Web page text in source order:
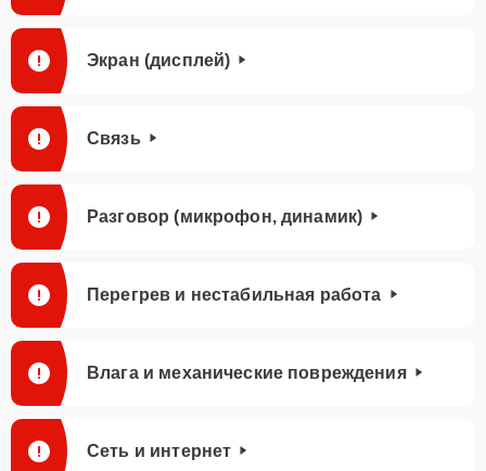
Экран (дисплей)
Связь
Разговор (микрофон, динамик)
Перегрев и нестабильная работа
Влага и механические повреждения
Сеть и интернет